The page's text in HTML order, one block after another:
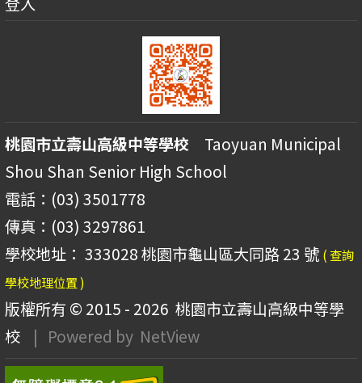
桃園市立壽山高級中等學校 Taoyuan Municipal
Shou Shan Senior High School
電話：(03) 3501778
傳真：(03) 3297861
學校地址： 333028 桃園市龜山區大同路 23 號 ( 查詢
學校地理位置 )
版權所有 © 2015 - 2026 桃園市立壽山高級中等學
校
| Powered by NetView